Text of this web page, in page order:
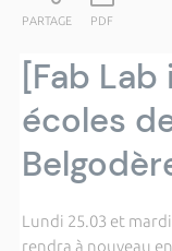
PARTAGE PDF
[Fab
écoles
Lundi 25.03 et
rendra à nouveau